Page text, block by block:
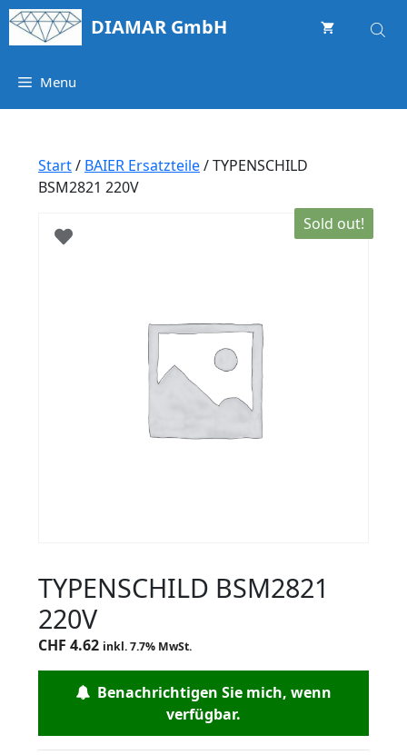
Springe
zum
DIAMAR GmbH
Menu
Start/ BAIER Ersatzteile/ TYPENSCHILD
BSM2821 220V
Sold out!
TYPENSCHILD BSM2821
220V
CHF 4.62 inkl. 7.7% MwSt.
Benachrichtigen Sie mich, wenn
verfügbar.